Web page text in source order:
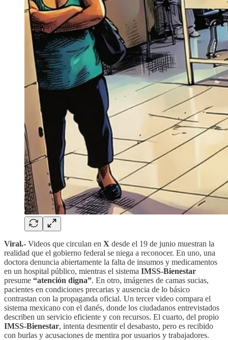
Viral.- Videos que circulan en X desde el 19 de junio muestran la
realidad que el gobierno federal se niega a reconocer. En uno, una
doctora denuncia abiertamente la falta de insumos y medicamentos
en un hospital público, mientras el sistema IMSS-Bienestar
presume “atención digna”. En otro, imágenes de camas sucias,
pacientes en condiciones precarias y ausencia de lo básico
contrastan con la propaganda oficial. Un tercer video compara el
sistema mexicano con el danés, donde los ciudadanos entrevistados
describen un servicio eficiente y con recursos. El cuarto, del propio
IMSS-Bienestar, intenta desmentir el desabasto, pero es recibido
con burlas y acusaciones de mentira por usuarios y trabajadores.